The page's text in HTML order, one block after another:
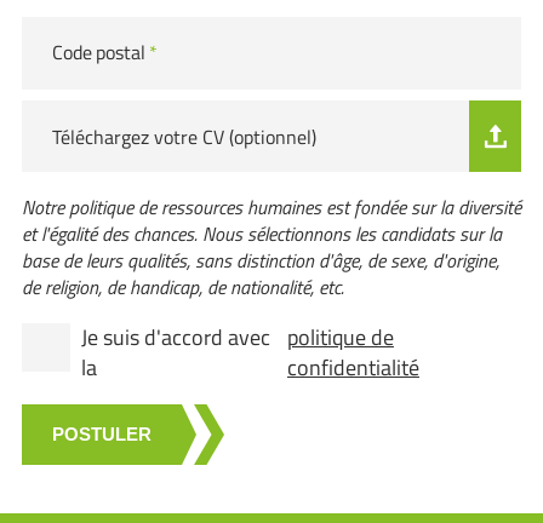
Code postal *
Téléchargez votre CV (optionnel)
Notre politique de ressources humaines est fondée sur la diversité
et l'égalité des chances. Nous sélectionnons les candidats sur la
base de leurs qualités, sans distinction d'âge, de sexe, d'origine,
de religion, de handicap, de nationalité, etc.
Je suis d'accord avec
la
politique de
confidentialité
POSTULER